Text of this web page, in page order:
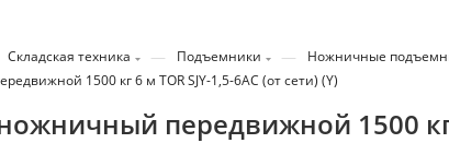
Складская техника — Подъемники — Ножничные
1500 кг 6 м TOR SJY-1,5-6AC (от сети) (Y)
передвижной 1500 кг